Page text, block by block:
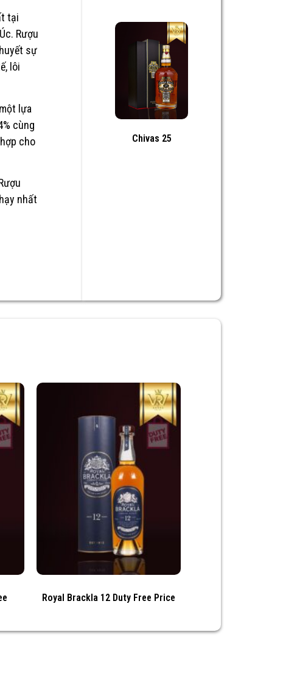
tại
Rượu
sự
lôi
lựa
cùng
cho
nhất
Chivas 25
Royal Brackla 12 Duty Free Price